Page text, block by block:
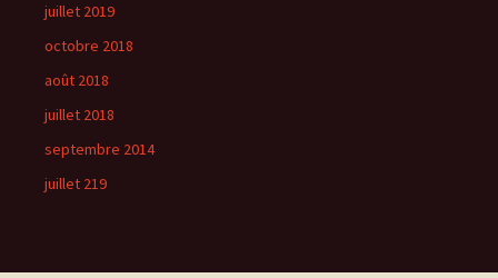
juillet 2019
octobre 2018
août 2018
juillet 2018
septembre 2014
juillet 219